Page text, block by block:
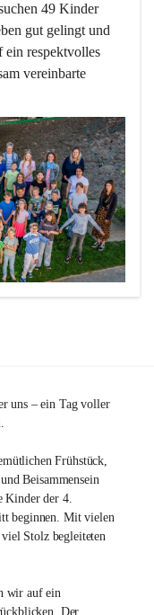
49 Kinder
gut gelingt und
respektvolles
vereinbarte
üben.
fördern.
und ihre
, Spiel- und
und
uns – ein Tag voller
Frühstück,
Beisammensein
Kinder der 4.
beginnen. Mit vielen
Stolz begleiteten
wir auf ein
Der